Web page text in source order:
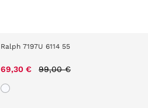
Ralph 7197U 6114 55
69,30 € Price reduced from
99,00 €